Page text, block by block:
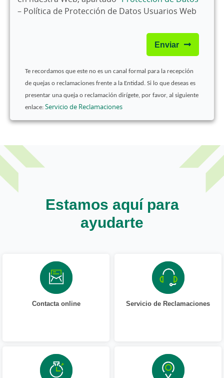
– Política de Protección de Datos Usuarios Web
Enviar
Te recordamos que este no es un canal formal para la recepción
de quejas o reclamaciones frente a la Entidad. Si lo que deseas es
presentar una queja o reclamación dirígete, por favor, al siguiente
enlace: Servicio de Reclamaciones
Estamos aquí para
ayudarte
Contacta online Servicio de Reclamaciones